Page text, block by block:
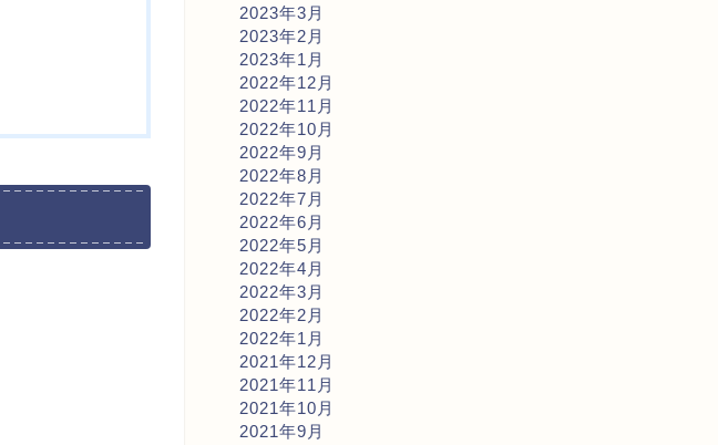
2023年3月
2023年2月
2023年1月
2022年12月
2022年11月
2022年10月
2022年9月
2022年8月
2022年7月
2022年6月
2022年5月
2022年4月
2022年3月
2022年2月
2022年1月
2021年12月
2021年11月
2021年10月
2021年9月